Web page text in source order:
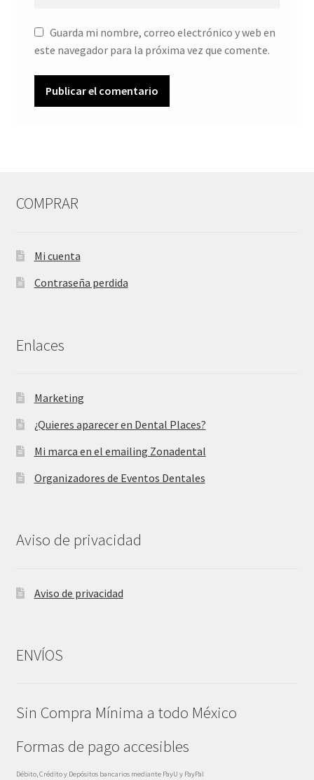
Guarda mi nombre, correo electrónico y web en
este navegador para la próxima vez que comente.
COMPRAR
Mi cuenta
Contraseña perdida
Enlaces
Marketing
¿Quieres aparecer en Dental Places?
Mi marca en el emailing Zonadental
Organizadores de Eventos Dentales
Aviso de privacidad
Aviso de privacidad
ENVÍOS
Sin Compra Mínima a todo México
Formas de pago accesibles
Débito, Crédito y Depósitos bancarios mediante PayU y PayPal